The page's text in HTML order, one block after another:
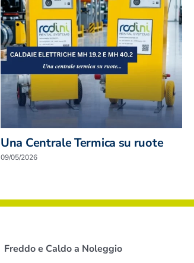
Una Centrale Termica su ruote
09/05/2026
Freddo e Caldo a Noleggio